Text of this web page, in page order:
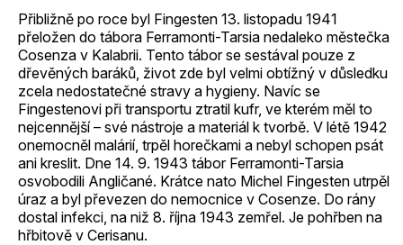
Přibližně po roce byl Fingesten 13. listopadu 1941
přeložen do tábora Ferramonti-Tarsia nedaleko městečka
Cosenza v Kalabrii. Tento tábor se sestával pouze z
dřevěných baráků, život zde byl velmi obtížný v důsledku
zcela nedostatečné stravy a hygieny. Navíc se
Fingestenovi při transportu ztratil kufr, ve kterém měl to
nejcennější – své nástroje a materiál k tvorbě. V létě 1942
onemocněl malárií, trpěl horečkami a nebyl schopen psát
ani kreslit. Dne 14. 9. 1943 tábor Ferramonti-Tarsia
osvobodili Angličané. Krátce nato Michel Fingesten utrpěl
úraz a byl převezen do nemocnice v Cosenze. Do rány
dostal infekci, na niž 8. října 1943 zemřel. Je pohřben na
hřbitově v Cerisanu.